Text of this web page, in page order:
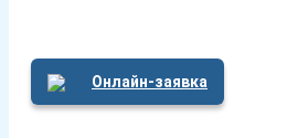
Онлайн-заявка